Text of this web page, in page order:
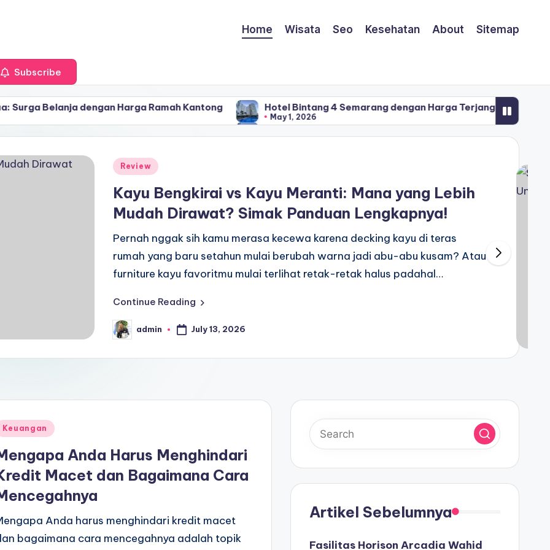
Home Wisata Seo Kesehatan About Sitemap
Subscribe
dengan Harga Ramah Kantong Hotel Bintang 4 Semarang dengan Harga Terjangkau? Horison Ultima
May 1, 2026
dengan Harga Ramah Kantong Hotel Bintang 4 Semarang dengan Harga Terjangkau? Horison Ultima
May 1, 2026
Posted
Review
Kayu Bengkirai vs Kayu Meranti: Mana yang Lebih
Mudah Dirawat? Simak Panduan Lengkapnya!
Pernah nggak sih kamu merasa kecewa karena decking kayu di teras
rumah yang baru setahun mulai berubah warna jadi abu-abu kusam? Atau
furniture kayu favoritmu mulai terlihat retak-retak halus padahal…
Continue Reading
Posted
by
admin July 13, 2026
Keuangan
Anda Harus Menghindari
Macet dan Bagaimana Cara
Anda harus menghindari kredit macet
bagaimana cara mencegahnya adalah topik
Artikel Sebelumnya
Fasilitas Horison Arcadia Wahid